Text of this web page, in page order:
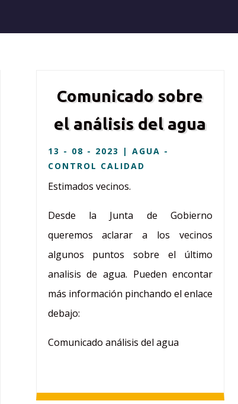
Comunicado sobre
el análisis del agua
13 - 08 - 2023 | AGUA -
CONTROL CALIDAD
Estimados vecinos.
Desde la Junta de Gobierno
queremos aclarar a los vecinos
algunos puntos sobre el último
analisis de agua. Pueden encontar
más información pinchando el enlace
debajo:
Comunicado análisis del agua